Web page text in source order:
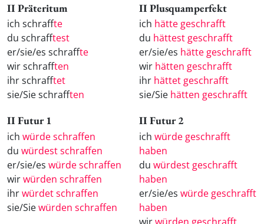
II Präteritum
ich schraffte
du schrafftest
er/sie/es schraffte
wir schrafften
ihr schrafftet
sie/Sie schrafften
II Plusquamperfekt
ich hätte geschrafft
du hättest geschrafft
er/sie/es hätte geschrafft
wir hätten geschrafft
ihr hättet geschrafft
sie/Sie hätten geschrafft
II Futur 1
ich würde schraffen
du würdest schraffen
er/sie/es würde schraffen
wirwürden schraffen
ihrwürdet schraffen
sie/Siewürden schraffen
II Futur 2
ich würde geschrafft
haben
du würdest geschrafft
haben
er/sie/es würde geschrafft
haben